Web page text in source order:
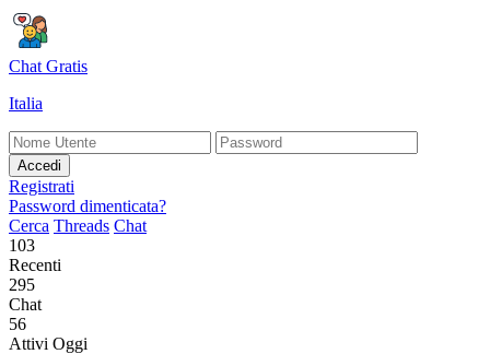
Chat Gratis
Italia
Accedi
Registrati
Password dimenticata?
Cerca Threads Chat
103
Recenti
295
Chat
56
Attivi Oggi